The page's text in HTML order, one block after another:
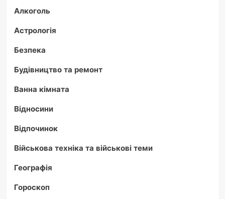
Алкоголь
Астрологія
Безпека
Будівництво та ремонт
Ванна кімната
Відносини
Відпочинок
Військова техніка та військові теми
Географія
Гороскоп